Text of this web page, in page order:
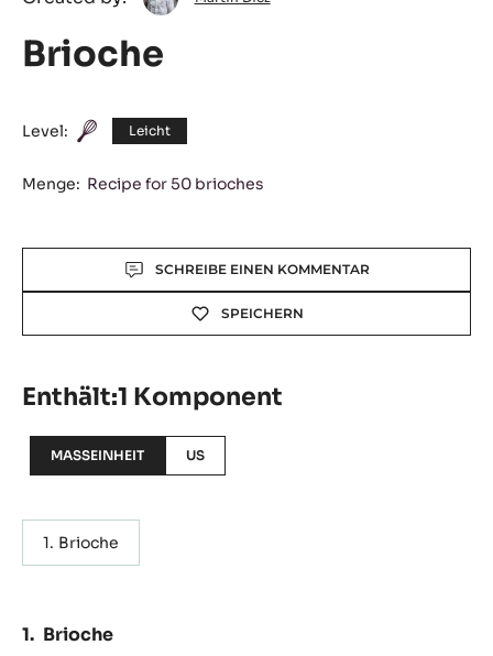
Diez
Brioche
Level: Leicht
Menge: Recipe for 50 brioches
Actions SCHREIBE EINEN KOMMENTAR
SPEICHERN
Enthält:1 Komponent
MASSEINHEIT US
Brioche
Brioche